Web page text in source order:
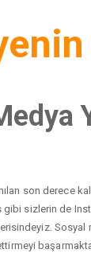
son derece
gibi